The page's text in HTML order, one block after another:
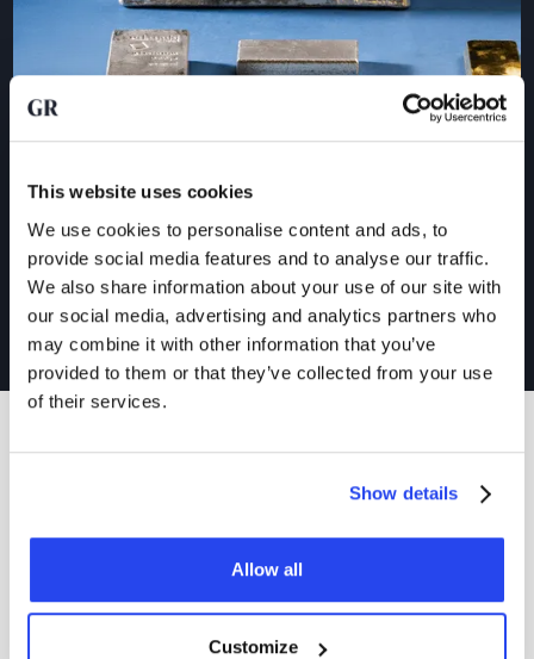
This website uses cookies
We use cookies to personalise content and ads, to
provide social media features and to analyse our traffic.
We also share information about your use of our site with
our social media, advertising and analytics partners who
may combine it with other information that you’ve
provided to them or that they’ve collected from your use
of their services.
Show details
Allow all
Customize
What people say about us.